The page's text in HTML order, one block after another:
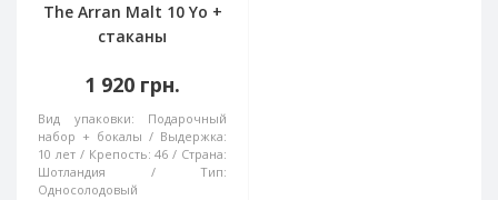
The Arran Malt 10 Yo +
стаканы
1 920 грн.
Вид упаковки:
Подарочный
набор + бокалы
Выдержка:
10 лет
Крепость: 46
Страна:
Шотландия
Тип:
Односолодовый